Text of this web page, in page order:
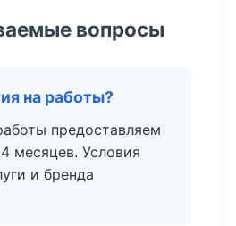
вопросы
на работы?
предоставляем
месяцев. Условия
и бренда